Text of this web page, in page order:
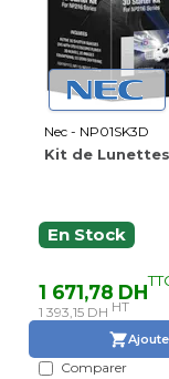
Nec - NP01SK3D
Kit de Lunettes
En Stock
1 671,78 DH
1 393,15 DH HT
Comparer